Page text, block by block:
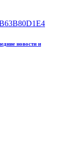
новости и